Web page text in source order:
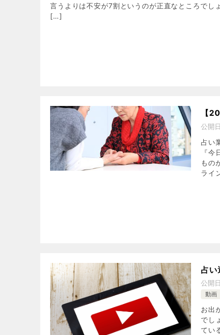
言うよりは不安が7割というのが正直なところでし
[…]
【
公開
占い
『
もの
ライ
占い
公開
動画
お出
でし
てい